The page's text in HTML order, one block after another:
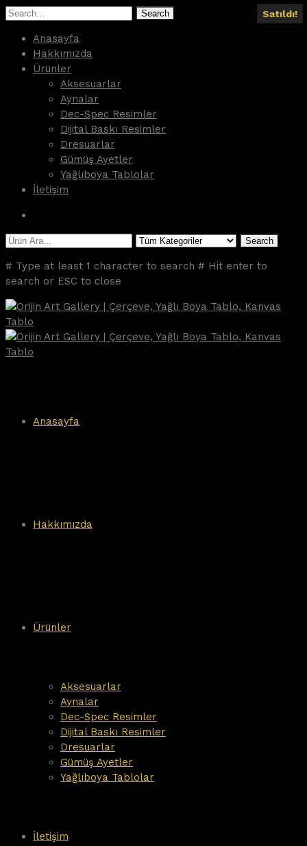
Search
Anasayfa
Hakkımızda
Ürünler
Aksesuarlar
Aynalar
Dec-Spec Resimler
Dijital Baskı Resimler
Dresuarlar
Gümüş Ayetler
Yağlıboya Tablolar
İletişim
Search
# Type at least 1 character to search # Hit enter to
search or ESC to close
Anasayfa
Hakkımızda
Ürünler
Aksesuarlar
Aynalar
Dec-Spec Resimler
Dijital Baskı Resimler
Dresuarlar
Gümüş Ayetler
Yağlıboya Tablolar
İletişim
Satıldı!
Satıldı!
Satıldı!
Satıldı!
Satıldı!